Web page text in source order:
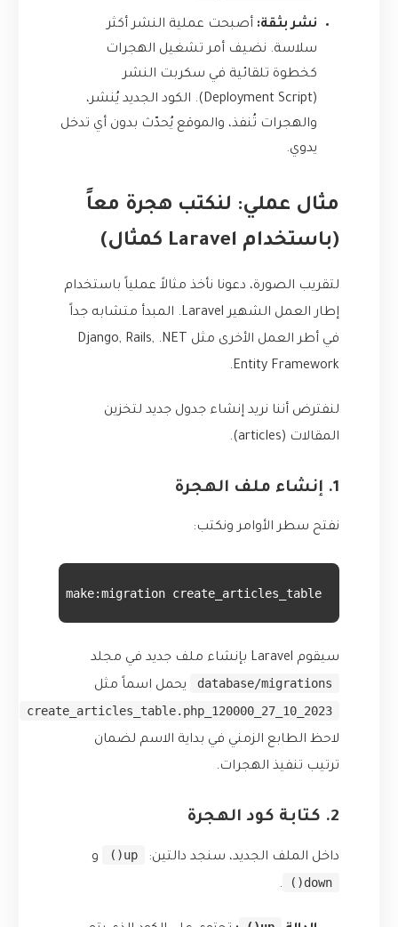
نشر بثقة: أصبحت عملية النشر أكثر
سلاسة. نضيف أمر تشغيل الهجرات
كخطوة تلقائية في سكربت النشر
(Deployment Script). الكود الجديد يُنشر،
والهجرات تُنفذ، والموقع يُحدّث بدون أي تدخل
يدوي.
مثال عملي: لنكتب هجرة معاً
(باستخدام Laravel كمثال)
لتقريب الصورة، دعونا نأخذ مثالاً عملياً باستخدام
إطار العمل الشهير Laravel. المبدأ متشابه جداً
في أطر العمل الأخرى مثل Django, Rails, .NET
Entity Framework.
لنفترض أننا نريد إنشاء جدول جديد لتخزين
المقالات (articles).
1. إنشاء ملف الهجرة
نفتح سطر الأوامر ونكتب:
artisan make:migration create_articles_table
سيقوم Laravel بإنشاء ملف جديد في مجلد
database/migrations
يحمل اسماً مثل
2023_10_27_120000_create_articles_table.php
لاحظ الطابع الزمني في بداية الاسم لضمان
ترتيب تنفيذ الهجرات.
2. كتابة كود الهجرة
داخل الملف الجديد، سنجد دالتين: up()
و
down()
.